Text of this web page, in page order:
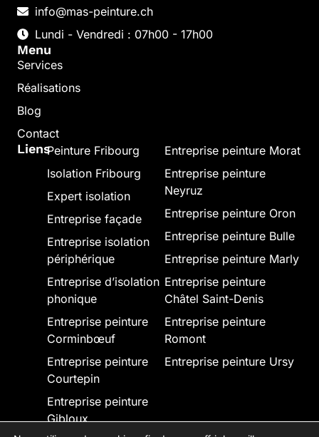
info@mas-peinture.ch
Lundi - Vendredi : 07h00 - 17h00
Menu
Services
Réalisations
Blog
Contact
LiensPeinture Fribourg
Isolation Fribourg
Expert isolation
Entreprise façade
Entreprise isolation
périphérique
Entreprise d’isolation
phonique
Entreprise peinture
Corminbœuf
Entreprise peinture
Courtepin
Entreprise peinture
Gibloux
Entreprise peinture Morat
Entreprise peinture
Neyruz
Entreprise peinture Oron
Entreprise peinture Bulle
Entreprise peinture Marly
Entreprise peinture
Châtel Saint-Denis
Entreprise peinture
Romont
Entreprise peinture Ursy